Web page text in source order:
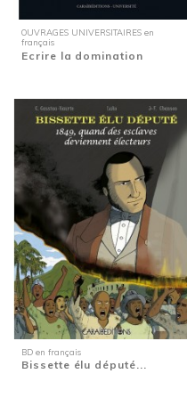
OUVRAGES UNIVERSITAIRES en
français
Ecrire la domination
BD en français
Bissette élu député...